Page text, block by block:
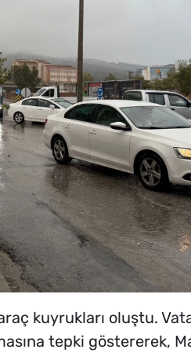
kuyrukları oluştu.
tepki göstererek,